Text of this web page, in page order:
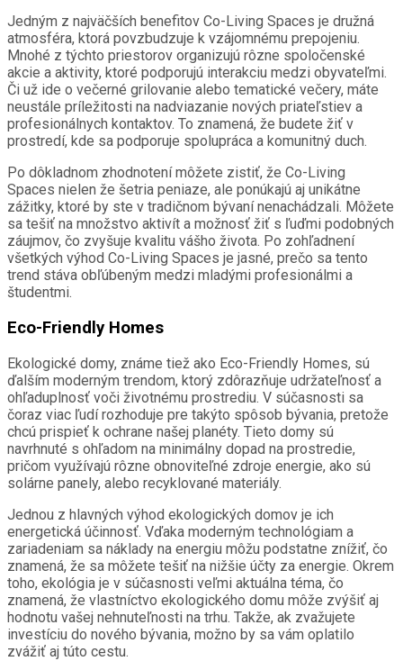
Jedným z najväčších benefitov Co-Living Spaces je družná
atmosféra, ktorá povzbudzuje k vzájomnému prepojeniu.
Mnohé z týchto priestorov organizujú rôzne spoločenské
akcie a aktivity, ktoré podporujú interakciu medzi obyvateľmi.
Či už ide o večerné grilovanie alebo tematické večery, máte
neustále príležitosti na nadviazanie nových priateľstiev a
profesionálnych kontaktov. To znamená, že budete žiť v
prostredí, kde sa podporuje spolupráca a komunitný duch.
Po dôkladnom zhodnotení môžete zistiť, že Co-Living
Spaces nielen že šetria peniaze, ale ponúkajú aj unikátne
zážitky, ktoré by ste v tradičnom bývaní nenachádzali. Môžete
sa tešiť na množstvo aktivít a možnosť žiť s ľuďmi podobných
záujmov, čo zvyšuje kvalitu vášho života. Po zohľadnení
všetkých výhod Co-Living Spaces je jasné, prečo sa tento
trend stáva obľúbeným medzi mladými profesionálmi a
študentmi.
Eco-Friendly Homes
Ekologické domy, známe tiež ako Eco-Friendly Homes, sú
ďalším moderným trendom, ktorý zdôrazňuje udržateľnosť a
ohľaduplnosť voči životnému prostrediu. V súčasnosti sa
čoraz viac ľudí rozhoduje pre takýto spôsob bývania, pretože
chcú prispieť k ochrane našej planéty. Tieto domy sú
navrhnuté s ohľadom na minimálny dopad na prostredie,
pričom využívajú rôzne obnoviteľné zdroje energie, ako sú
solárne panely, alebo recyklované materiály.
Jednou z hlavných výhod ekologických domov je ich
energetická účinnosť. Vďaka moderným technológiam a
zariadeniam sa náklady na energiu môžu podstatne znížiť, čo
znamená, že sa môžete tešiť na nižšie účty za energie. Okrem
toho, ekológia je v súčasnosti veľmi aktuálna téma, čo
znamená, že vlastníctvo ekologického domu môže zvýšiť aj
hodnotu vašej nehnuteľnosti na trhu. Takže, ak zvažujete
investíciu do nového bývania, možno by sa vám oplatilo
zvážiť aj túto cestu.